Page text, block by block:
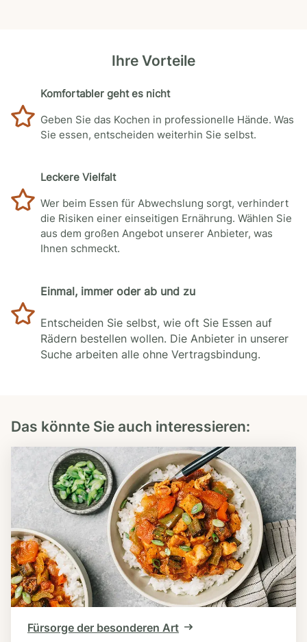
Ihre Vorteile
Komfortabler geht es nicht
Geben Sie das Kochen in professionelle Hände. Was
Sie essen, entscheiden weiterhin Sie selbst.
Leckere Vielfalt
Wer beim Essen für Abwechslung sorgt, verhindert
die Risiken einer einseitigen Ernährung. Wählen Sie
aus dem großen Angebot unserer Anbieter, was
Ihnen schmeckt.
Einmal, immer oder ab und zu
Entscheiden Sie selbst, wie oft Sie Essen auf
Rädern bestellen wollen. Die Anbieter in unserer
Suche arbeiten alle ohne Vertragsbindung.
Das könnte Sie auch interessieren:
Fürsorge der besonderen Art